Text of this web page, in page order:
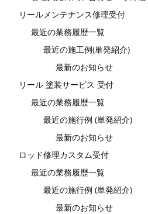
リールメンテナンス修理受付
最近の業務履歴一覧
最近の施工例(単発紹介)
最新のお知らせ
リール 塗装サービス 受付
最近の業務履歴一覧
最近の施行例 (単発紹介)
最新のお知らせ
ロッド修理カスタム受付
最近の業務履歴一覧
最近の施行例 (単発紹介)
最新のお知らせ